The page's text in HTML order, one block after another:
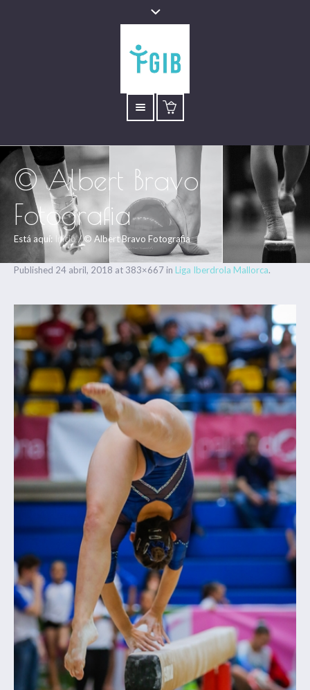
© Albert Bravo
Fotografia
Está aquí: Inicio/© Albert Bravo Fotografia
Published 24 abril, 2018 at 383×667 in Liga Iberdrola Mallorca.